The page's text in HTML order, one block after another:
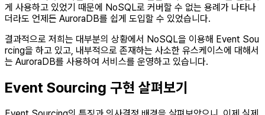
게 사용하고 있었기 때문에 NoSQL로 커버할 수 없는 용례가 나타나
더라도 언제든 AuroraDB를 쉽게 도입할 수 있었습니다.
결과적으로 저희는 대부분의 상황에서 NoSQL을 이용해 Event Sou
rcing을 하고 있고, 내부적으로 존재하는 사소한 유스케이스에 대해서
는 AuroraDB를 사용하여 서비스를 운영하고 있습니다.
Event Sourcing 구현 살펴보기